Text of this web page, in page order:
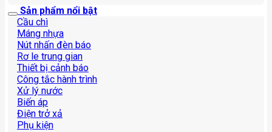
Sản phẩm nổi bật
Cầu chì
Máng nhựa
Nút nhấn đèn báo
Rơ le trung gian
Thiết bị cảnh báo
Công tắc hành trình
Xử lý nước
Biến áp
Điện trở xả
Phụ kiện